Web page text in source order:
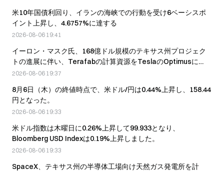
米10年国債利回り、イランの海峡での行動を受け6ベーシスポ
イント上昇し、4.6757%に達する
2026-08-06 19:41
イーロン・マスク氏、168億ドル規模のテキサス州プロジェク
トの進展に伴い、Terafabの計算資源をTeslaのOptimusに
25%、SpaceXのAIに75%配分すると明らかにする
2026-08-06 19:37
8月6日（木）の終値時点で、米ドル/円は0.44%上昇し、158.44
円となった。
2026-08-06 19:33
米ドル指数は木曜日に0.26%上昇して99.933となり、
Bloomberg USD Indexは0.19%上昇しました。
2026-08-06 19:33
SpaceX、テキサス州の半導体工場向け天然ガス発電所を計